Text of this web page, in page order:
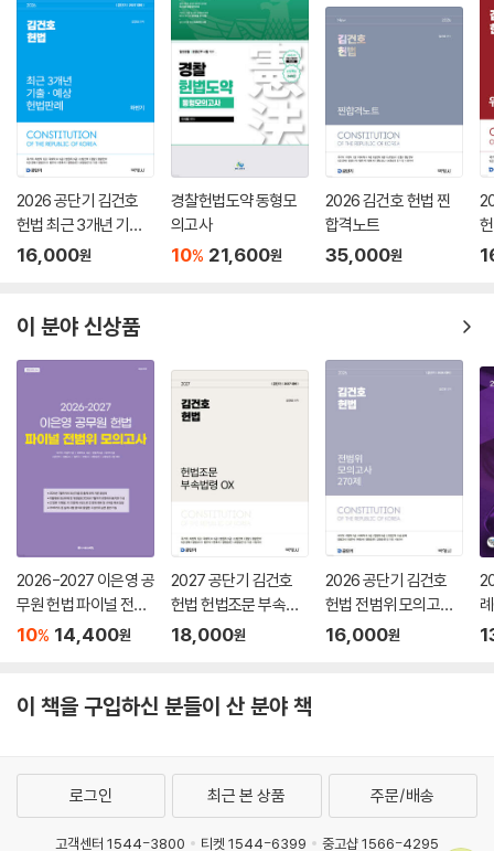
는 반복의 연속인 헌법 시험의 특성을 반영하여 자주 눈에 띄는 중요 지문
들은 더욱 반복함으로써 집중적인 학습이 가능하도록 구성하였습니다.
2026 공단기 김건호
헌법 최근 3개년 기출·
예상 헌법판례 하반기
16,000원
경찰헌법도약 동형모
의고사
10% 21,600원
2026 김건호 헌법 찐
합격노트
35,000원
이 분야 신상품
2026-2027 이은영 공
무원 헌법 파이널 전범
위 모의고사
10% 14,400원
2027 공단기 김건호
헌법 헌법조문 부속법
령 OX
18,000원
2026 공단기 김건호
헌법 전범위 모의고사
270제
16,000원
이 책을 구입하신 분들이 산 분야 책
로그인 최근 본 상품 주문/배송
고객센터 1544-3800 티켓 1544-6399 중고샵 1566-4295